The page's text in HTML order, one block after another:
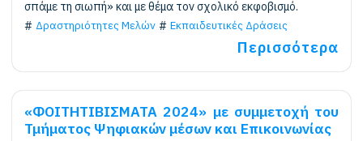
σπάμε τη σιωπή» και με θέμα τον σχολικό εκφοβισμό.
Δραστηριότητες Μελών
Εκπαιδευτικές Δράσεις
Περισσότερα
«ΦΟΙΤΗΤΙΒΙΣΜΑΤΑ 2024» με συμμετοχή του
Τμήματος Ψηφιακών μέσων και Επικοινωνίας